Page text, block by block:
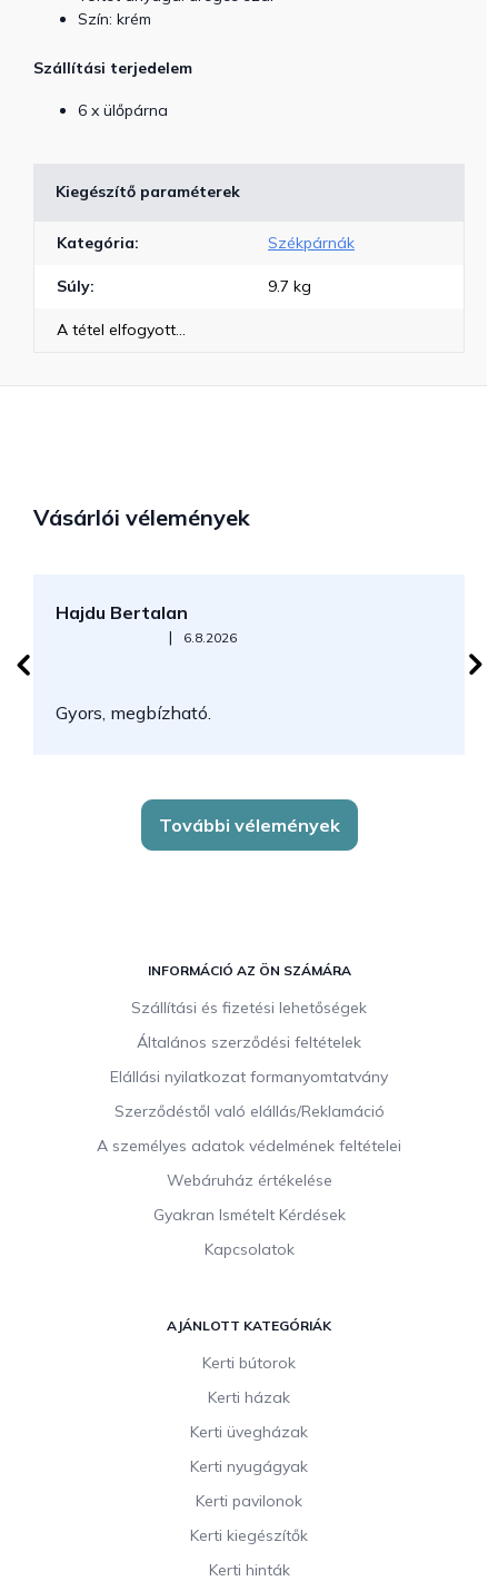
Szín: krém
Szállítási terjedelem
6 x ülőpárna
Kiegészítő paraméterek
Kategória: Székpárnák
Súly: 9.7 kg
A tétel elfogyott…
Vásárlói vélemények
Hajdu Bertalan
Az áruház értékelése 5-ből 5 csillag.
| 6.8.2026
Gyors, megbízható.
További vélemények
INFORMÁCIÓ AZ ÖN SZÁMÁRA
Szállítási és fizetési lehetőségek
Általános szerződési feltételek
Elállási nyilatkozat formanyomtatvány
Szerződéstől való elállás/Reklamáció
A személyes adatok védelmének feltételei
Webáruház értékelése
Gyakran Ismételt Kérdések
Kapcsolatok
AJÁNLOTT KATEGÓRIÁK
Kerti bútorok
Kerti házak
Kerti üvegházak
Kerti nyugágyak
Kerti pavilonok
Kerti kiegészítők
Kerti hinták